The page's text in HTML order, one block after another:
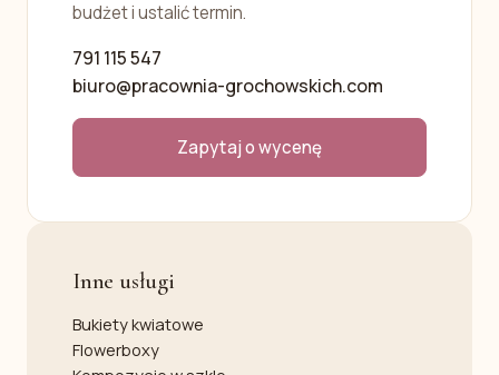
budżet i ustalić termin.
791 115 547
biuro@pracownia-grochowskich.com
Zapytaj o wycenę
Inne usługi
Bukiety kwiatowe
Flowerboxy